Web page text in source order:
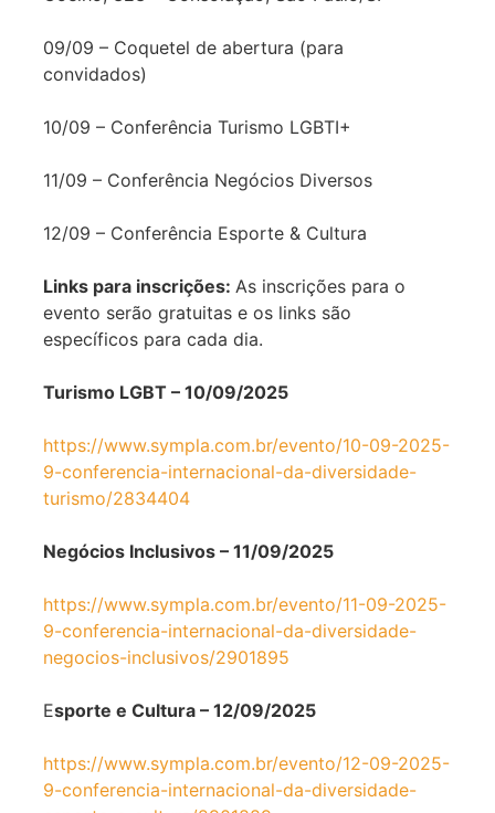
09/09 – Coquetel de abertura (para
convidados)
10/09 – Conferência Turismo LGBTI+
11/09 – Conferência Negócios Diversos
12/09 – Conferência Esporte & Cultura
Links para inscrições: As inscrições para o
evento serão gratuitas e os links são
específicos para cada dia.
Turismo LGBT – 10/09/2025
https://www.sympla.com.br/evento/10-09-2025-
9-conferencia-internacional-da-diversidade-
turismo/2834404
Negócios Inclusivos – 11/09/2025
https://www.sympla.com.br/evento/11-09-2025-
9-conferencia-internacional-da-diversidade-
negocios-inclusivos/2901895
Esporte e Cultura – 12/09/2025
https://www.sympla.com.br/evento/12-09-2025-
9-conferencia-internacional-da-diversidade-